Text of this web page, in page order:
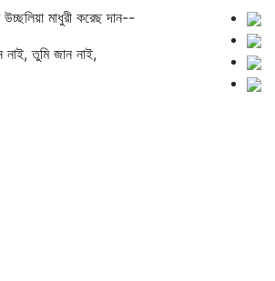
মাধুরী করেছ দান--
জান নাই,